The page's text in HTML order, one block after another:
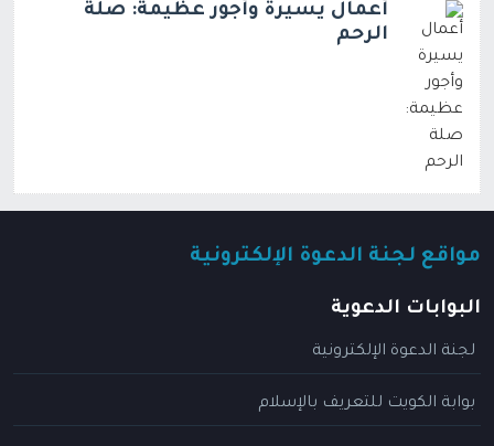
أعمال يسيرة وأجور عظيمة: صلة
الرحم
مواقع لجنة الدعوة الإلكترونية
البوابات الدعوية
لجنة الدعوة الإلكترونية
بوابة الكويت للتعريف بالإسلام